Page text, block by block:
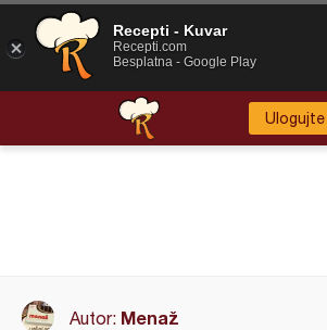
Autor: Menaž
Recepti - Kuvar
Recepti.com
Besplatna - Google Play